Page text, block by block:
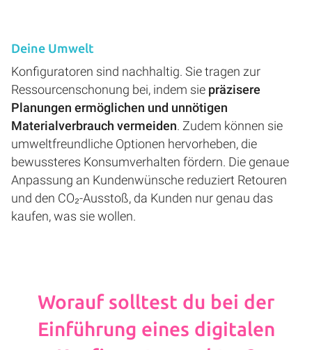
Deine Umwelt
Konfiguratoren sind nachhaltig. Sie tragen zur
Ressourcenschonung bei, indem sie präzisere
Planungen ermöglichen und unnötigen
Materialverbrauch vermeiden. Zudem können sie
umweltfreundliche Optionen hervorheben, die
bewussteres Konsumverhalten fördern. Die genaue
Anpassung an Kundenwünsche reduziert Retouren
und den CO₂-Ausstoß, da Kunden nur genau das
kaufen, was sie wollen.
Worauf solltest du bei der
Einführung eines digitalen